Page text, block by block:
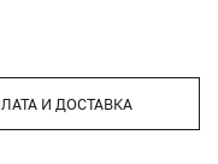
И ДОСТАВКА